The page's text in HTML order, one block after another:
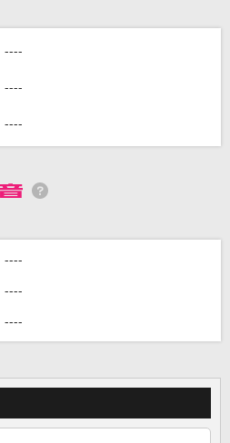
----
----
----
----
----
----